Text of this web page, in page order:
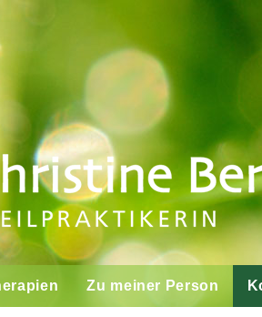
Zu meiner Person